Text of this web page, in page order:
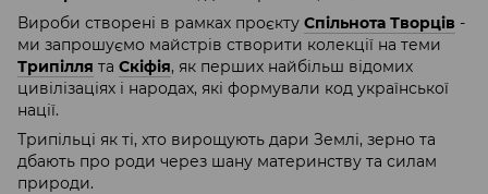
Вироби створені в рамках проєкту Спільнота Творців -
ми запрошуємо майстрів створити колекції на теми
Трипілля та Скіфія, як перших найбільш відомих
цивілізаціях і народах, які формували код української
нації.
Трипільці як ті, хто вирощують дари Землі, зерно та
дбають про роди через шану материнству та силам
природи.